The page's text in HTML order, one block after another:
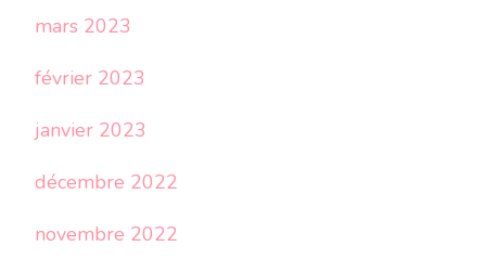
mars 2023
février 2023
janvier 2023
décembre 2022
novembre 2022